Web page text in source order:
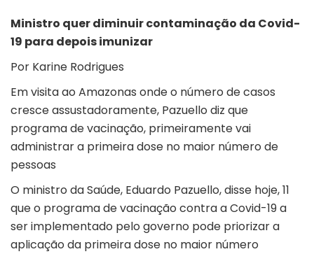
Ministro quer diminuir contaminação da Covid-
19 para depois imunizar
Por Karine Rodrigues
Em visita ao Amazonas onde o número de casos
cresce assustadoramente, Pazuello diz que
programa de vacinação, primeiramente vai
administrar a primeira dose no maior número de
pessoas
O ministro da Saúde, Eduardo Pazuello, disse hoje, 11
que o programa de vacinação contra a Covid-19 a
ser implementado pelo governo pode priorizar a
aplicação da primeira dose no maior número